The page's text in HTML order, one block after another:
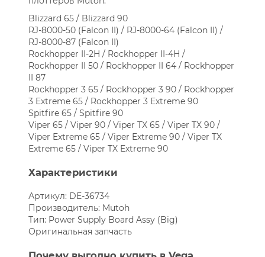
Blizzard 65 / Blizzard 90
RJ-8000-50 (Falcon II) / RJ-8000-64 (Falcon II) /
RJ-8000-87 (Falcon II)
Rockhopper II-2H / Rockhopper II-4H /
Rockhopper II 50 / Rockhopper II 64 / Rockhopper
II 87
Rockhopper 3 65 / Rockhopper 3 90 / Rockhopper
3 Extreme 65 / Rockhopper 3 Extreme 90
Spitfire 65 / Spitfire 90
Viper 65 / Viper 90 / Viper TX 65 / Viper TX 90 /
Viper Extreme 65 / Viper Extreme 90 / Viper TX
Extreme 65 / Viper TX Extreme 90
Характеристики
Артикул: DE-36734
Производитель: Mutoh
Тип: Power Supply Board Assy (Big)
Оригинальная запчасть